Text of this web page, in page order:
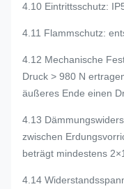
4.10 Eintrittsschutz:
4.11 Flammschutz:
4.12 Mechanische
Druck > 980 N
äußeres Ende einen
4.13
zwischen
beträgt mindestens
4.14